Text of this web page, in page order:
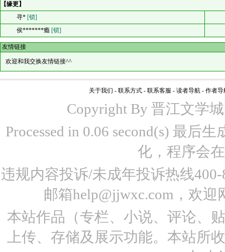
【缘更】
寻* [锁]
侯*******瘾 [锁]
友情链接
欢迎和我交换友情链接^^
关于我们 - 联系方式 - 联系客服 - 读者导航 - 作者导
Copyright By 晋江文学
Processed in 0.06 second(s) 最后
化，程序会
违规内容投诉/未成年投诉热线
邮箱help@jjwxc.com，欢
本站作品（专栏、小说、评论、
上传、存储及展示功能。本站所